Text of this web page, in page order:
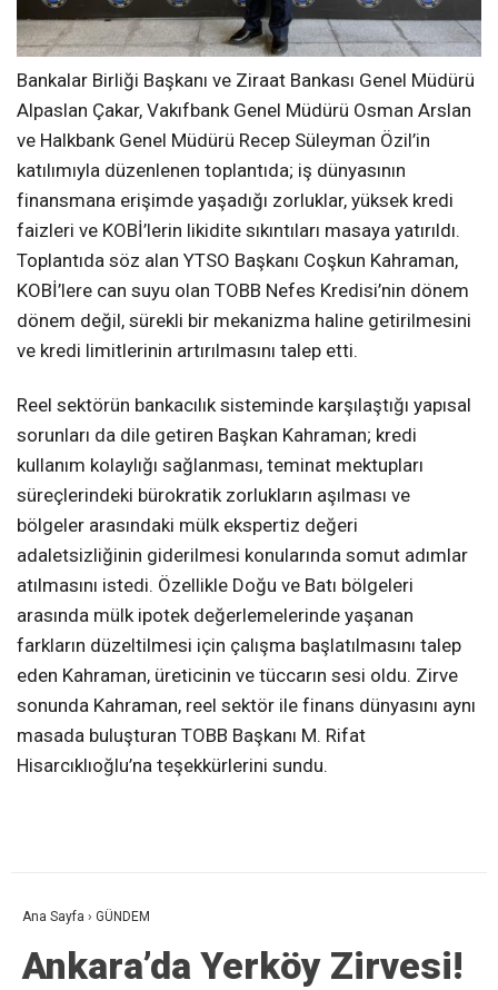
Bankalar Birliği Başkanı ve Ziraat Bankası Genel Müdürü
Alpaslan Çakar, Vakıfbank Genel Müdürü Osman Arslan
ve Halkbank Genel Müdürü Recep Süleyman Özil’in
katılımıyla düzenlenen toplantıda; iş dünyasının
finansmana erişimde yaşadığı zorluklar, yüksek kredi
faizleri ve KOBİ’lerin likidite sıkıntıları masaya yatırıldı.
Toplantıda söz alan YTSO Başkanı Coşkun Kahraman,
KOBİ’lere can suyu olan TOBB Nefes Kredisi’nin dönem
dönem değil, sürekli bir mekanizma haline getirilmesini
ve kredi limitlerinin artırılmasını talep etti.
Reel sektörün bankacılık sisteminde karşılaştığı yapısal
sorunları da dile getiren Başkan Kahraman; kredi
kullanım kolaylığı sağlanması, teminat mektupları
süreçlerindeki bürokratik zorlukların aşılması ve
bölgeler arasındaki mülk ekspertiz değeri
adaletsizliğinin giderilmesi konularında somut adımlar
atılmasını istedi. Özellikle Doğu ve Batı bölgeleri
arasında mülk ipotek değerlemelerinde yaşanan
farkların düzeltilmesi için çalışma başlatılmasını talep
eden Kahraman, üreticinin ve tüccarın sesi oldu. Zirve
sonunda Kahraman, reel sektör ile finans dünyasını aynı
masada buluşturan TOBB Başkanı M. Rifat
Hisarcıklıoğlu’na teşekkürlerini sundu.
Ana Sayfa › GÜNDEM
Ankara’da Yerköy Zirvesi!